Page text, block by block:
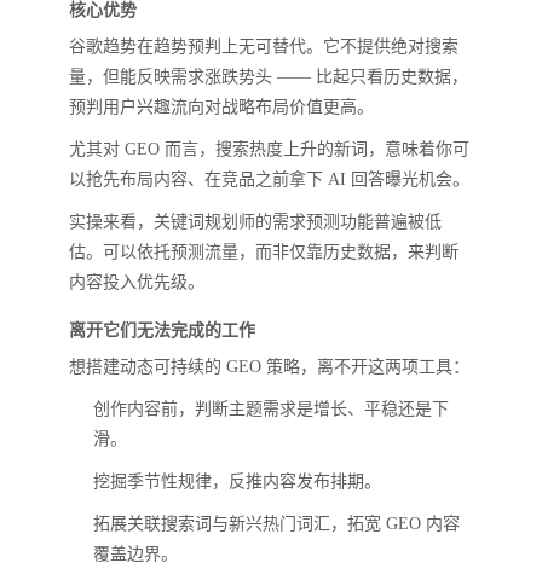
核心优势
谷歌趋势在趋势预判上无可替代。它不提供绝对搜索
量，但能反映需求涨跌势头 —— 比起只看历史数据，
预判用户兴趣流向对战略布局价值更高。
尤其对 GEO 而言，搜索热度上升的新词，意味着你可
以抢先布局内容、在竞品之前拿下 AI 回答曝光机会。
实操来看，关键词规划师的需求预测功能普遍被低
估。可以依托预测流量，而非仅靠历史数据，来判断
内容投入优先级。
离开它们无法完成的工作
想搭建动态可持续的 GEO 策略，离不开这两项工具：
创作内容前，判断主题需求是增长、平稳还是下
滑。
挖掘季节性规律，反推内容发布排期。
拓展关联搜索词与新兴热门词汇，拓宽 GEO 内容
覆盖边界。